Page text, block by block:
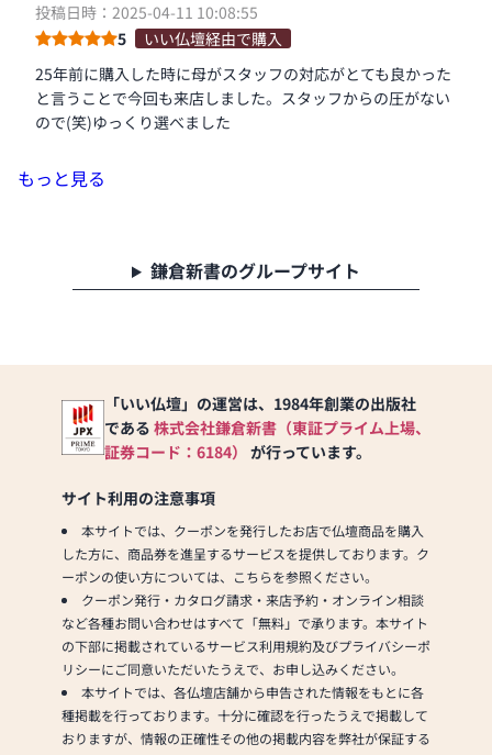
投稿日時：2025-04-11 10:08:55
5
いい仏壇経由で購入
25年前に購入した時に母がスタッフの対応がとても良かった
と言うことで今回も来店しました。スタッフからの圧がない
ので(笑)ゆっくり選べました
もっと見る
鎌倉新書のグループサイト
「いい仏壇」の運営は、1984年創業の出版社
である 株式会社鎌倉新書（東証プライム上場、
証券コード：6184） が行っています。
サイト利用の注意事項
本サイトでは、クーポンを発行したお店で仏壇商品を購入
した方に、商品券を進呈するサービスを提供しております。ク
ーポンの使い方については、こちらを参照ください。
クーポン発行・カタログ請求・来店予約・オンライン相談
など各種お問い合わせはすべて「無料」で承ります。本サイト
の下部に掲載されているサービス利用規約及びプライバシーポ
リシーにご同意いただいたうえで、お申し込みください。
本サイトでは、各仏壇店舗から申告された情報をもとに各
種掲載を行っております。十分に確認を行ったうえで掲載して
おりますが、情報の正確性その他の掲載内容を弊社が保証する